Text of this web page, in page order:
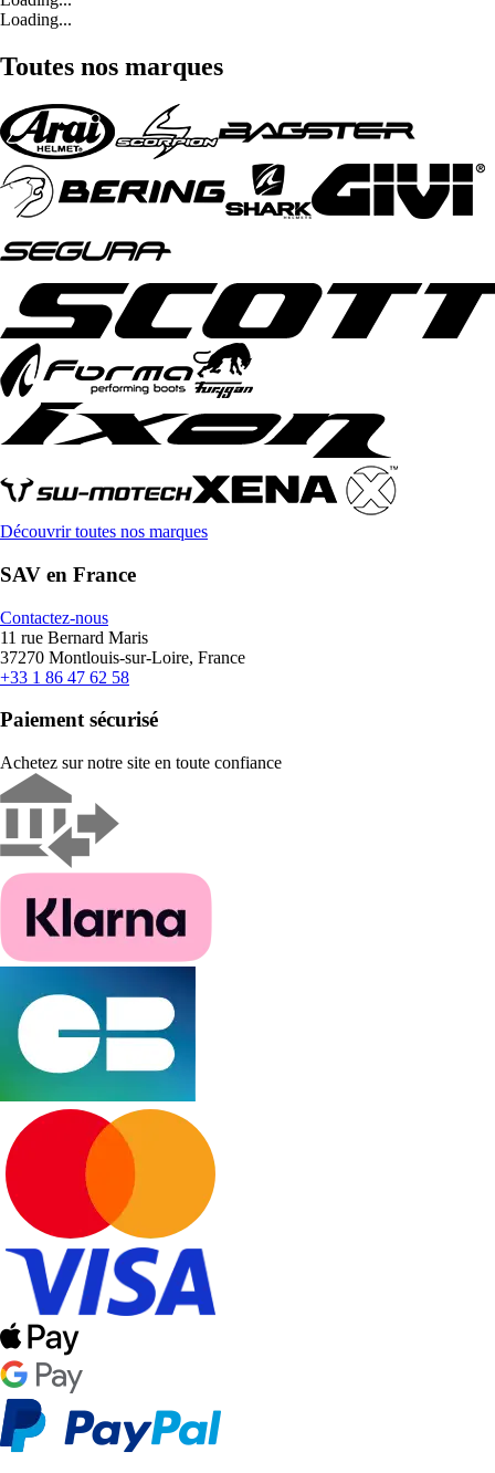
Loading...
Toutes nos marques
Découvrir toutes nos marques
SAV en France
Contactez-nous
11 rue Bernard Maris
37270 Montlouis-sur-Loire, France
+33 1 86 47 62 58
Paiement sécurisé
Achetez sur notre site en toute confiance